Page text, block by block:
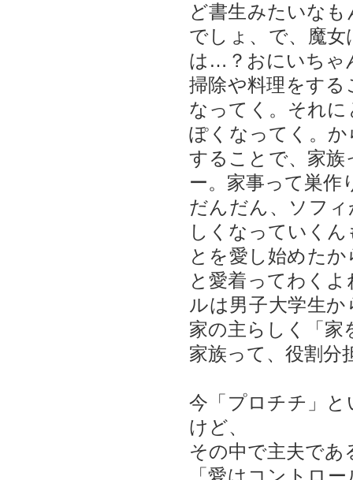
ど書生みたいな
でしょ、で、魔
は…？おにいちゃ
掃除や料理をす
なってく。それ
ぽくなってく。
することで、家
ー。家事って巣作
だんだん、ソフ
しくなっていく
とを愛し始めた
と愛着ってわく
ルは男子大学生
家の主らしく「
家族って、役割分
今「プロチチ」
けど、
その中で主夫であ
「愛はコントロ